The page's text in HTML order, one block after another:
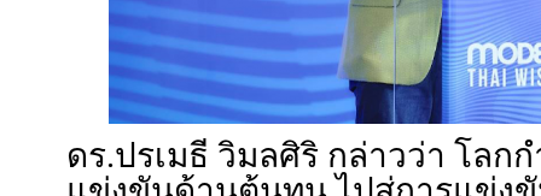
ดร.ปรเมธี วิมลศิริ กล่าวว่า โลก